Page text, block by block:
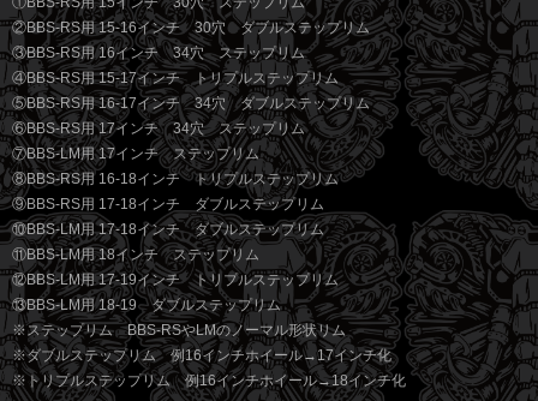
②BBS-RS用 15-16インチ 30穴 ダブルステップリム
③BBS-RS用 16インチ 34穴 ステップリム
④BBS-RS用 15-17インチ トリプルステップリム
⑤BBS-RS用 16-17インチ 34穴 ダブルステップリム
⑥BBS-RS用 17インチ 34穴 ステップリム
⑦BBS-LM用 17インチ ステップリム
⑧BBS-RS用 16-18インチ トリプルステップリム
⑨BBS-RS用 17-18インチ ダブルステップリム
⑩BBS-LM用 17-18インチ ダブルステップリム
⑪BBS-LM用 18インチ ステップリム
⑫BBS-LM用 17-19インチ トリプルステップリム
⑬BBS-LM用 18-19 ダブルステップリム
※ステップリム BBS-RSやLMのノーマル形状リム
※ダブルステップリム 例16インチホイール→17インチ化
※トリプルステップリム 例16インチホイール→18インチ化